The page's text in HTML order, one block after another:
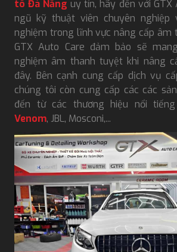
tô Đà Nẵng uy tín, hãy đến với GTX
ngũ kỹ thuật viên chuyên nghiệp
nghiệm trong lĩnh vực nâng cấp âm
GTX Auto Care đảm bảo sẽ
nghiệm âm thanh tuyệt khi nâng
đây. Bên cạnh cung cấp dịch vụ
chúng tôi còn cung cấp các các
đến từ các thương hiệu nổi
Venom, JBL, Mosconi​,...